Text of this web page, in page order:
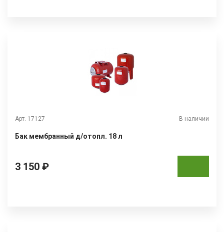
Арт. 17127 В наличии
Бак мембранный д/отопл. 18 л
3 150 ₽